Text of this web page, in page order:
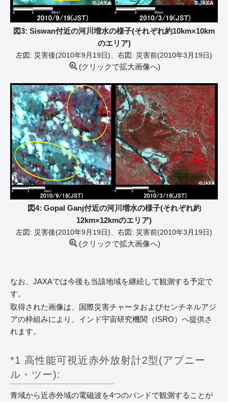
図3: Siswan付近の河川増水の様子(それぞれ約10km×10km
のエリア)
左図: 災害後(2010年9月19日)、右図: 災害前(2010年3月19日)
(クリックで拡大画像へ)
図4: Gopal Ganj付近の河川増水の様子(それぞれ約
12km×12kmのエリア)
左図: 災害後(2010年9月19日)、右図: 災害前(2010年3月19日)
(クリックで拡大画像へ)
なお、JAXAでは今後も当該地域を継続して観測する予定で
す。
取得された画像は、国際災害チャータおよびセンチネルアジ
アの枠組みにより、インド宇宙研究機関（ISRO）へ提供さ
れます。
*1 高性能可視近赤外放射計2型(アブニー
ル・ツー):
青域から近赤外域の電磁波を4つのバンドで観測することが